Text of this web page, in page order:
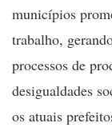
municípios
trabalho,
processos de
desigualdades
os atuais